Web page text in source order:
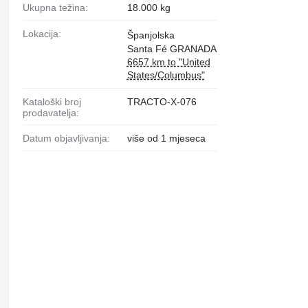
Ukupna težina: 18.000 kg
Lokacija:
Španjolska
Santa Fé GRANADA
6657 km to "United
States/Columbus"
Kataloški broj
prodavatelja:
TRACTO-X-076
Datum objavljivanja: više od 1 mjeseca